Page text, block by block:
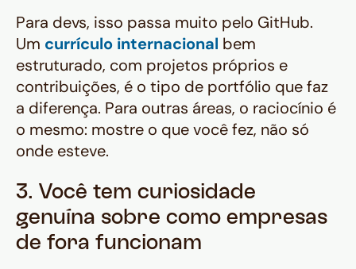
Para devs, isso passa muito pelo GitHub.
Um currículo internacional bem
estruturado, com projetos próprios e
contribuições, é o tipo de portfólio que faz
a diferença. Para outras áreas, o raciocínio é
o mesmo: mostre o que você fez, não só
onde esteve.
3. Você tem curiosidade
genuína sobre como empresas
de fora funcionam